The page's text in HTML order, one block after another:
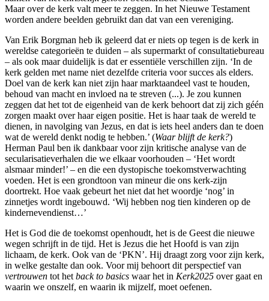
Maar over de kerk valt meer te zeggen. In het Nieuwe Testament
worden andere beelden gebruikt dan dat van een vereniging.
Van Erik Borgman heb ik geleerd dat er niets op tegen is de kerk in
wereldse categorieën te duiden – als supermarkt of consultatiebureau
– als ook maar duidelijk is dat er essentiële verschillen zijn. ‘In de
kerk gelden met name niet dezelfde criteria voor succes als elders.
Doel van de kerk kan niet zijn haar marktaandeel vast te houden,
behoud van macht en invloed na te streven (...). Je zou kunnen
zeggen dat het tot de eigenheid van de kerk behoort dat zij zich géén
zorgen maakt over haar eigen positie. Het is haar taak de wereld te
dienen, in navolging van Jezus, en dat is iets heel anders dan te doen
wat de wereld denkt nodig te hebben.’ (Waar blijft de kerk?)
Herman Paul ben ik dankbaar voor zijn kritische analyse van de
secularisatieverhalen die we elkaar voorhouden – ‘Het wordt
alsmaar minder!’ – en die een dystopische toekomstverwachting
voeden. Het is een grondtoon van mineur die ons kerk-zijn
doortrekt. Hoe vaak gebeurt het niet dat het woordje ‘nog’ in
zinnetjes wordt ingebouwd. ‘Wij hebben nog tien kinderen op de
kindernevendienst…’
Het is God die de toekomst openhoudt, het is de Geest die nieuwe
wegen schrijft in de tijd. Het is Jezus die het Hoofd is van zijn
lichaam, de kerk. Ook van de ‘PKN’. Hij draagt zorg voor zijn kerk,
in welke gestalte dan ook. Voor mij behoort dit perspectief van
vertrouwen tot het back to basics waar het in Kerk2025 over gaat en
waarin we onszelf, en waarin ik mijzelf, moet oefenen.